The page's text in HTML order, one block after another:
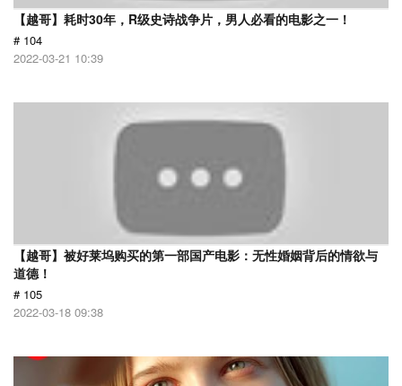
【越哥】耗时30年，R级史诗战争片，男人必看的电影之一！
# 104
2022-03-21 10:39
【越哥】被好莱坞购买的第一部国产电影：无性婚姻背后的情欲与
道德！
# 105
2022-03-18 09:38